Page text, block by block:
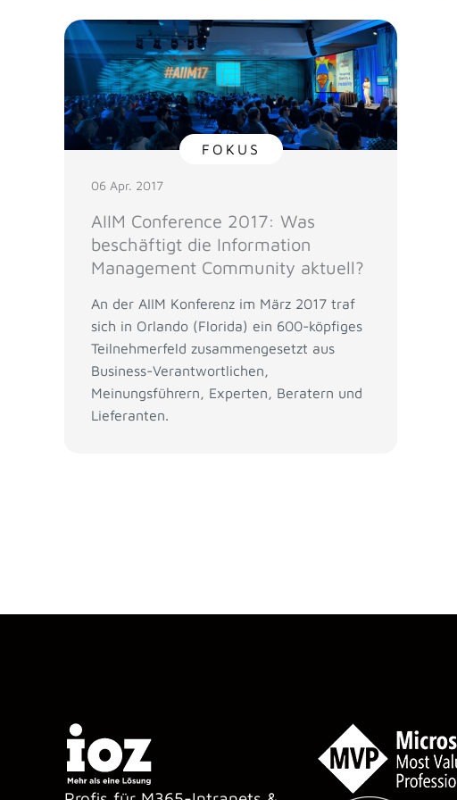
FOKUS
06 Apr. 2017
AIIM Conference 2017: Was
beschäftigt die Information
Management Community aktuell?
An der AIIM Konferenz im März 2017 traf
sich in Orlando (Florida) ein 600-köpfiges
Teilnehmerfeld zusammengesetzt aus
Business-Verantwortlichen,
Meinungsführern, Experten, Beratern und
Lieferanten.